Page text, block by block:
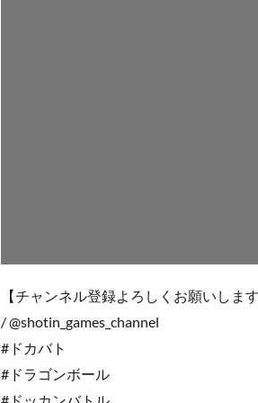
【チャンネル登録よろしくお願いしま
/‪ @shotin_games_channel
#ドカバト
#ドラゴンボール
#ドッカンバトル